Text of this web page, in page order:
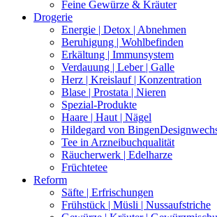
Feine Gewürze & Kräuter
Drogerie
Energie | Detox | Abnehmen
Beruhigung | Wohlbefinden
Erkältung | Immunsystem
Verdauung | Leber | Galle
Herz | Kreislauf | Konzentration
Blase | Prostata | Nieren
Spezial-Produkte
Haare | Haut | Nägel
Hildegard von Bingen
Tee in Arzneibuchqualität
Räucherwerk | Edelharze
Früchtetee
Reform
Säfte | Erfrischungen
Frühstück | Müsli | Nussaufstriche